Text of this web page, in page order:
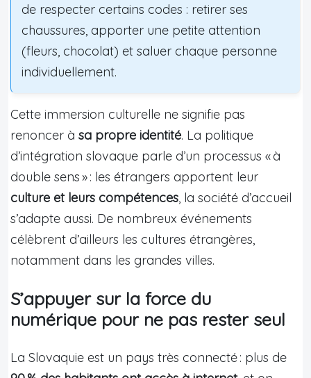
de respecter certains codes : retirer ses
chaussures, apporter une petite attention
(fleurs, chocolat) et saluer chaque personne
individuellement.
Cette immersion culturelle ne signifie pas
renoncer à sa propre identité. La politique
d’intégration slovaque parle d’un processus « à
double sens » : les étrangers apportent leur
culture et leurs compétences, la société d’accueil
s’adapte aussi. De nombreux événements
célèbrent d’ailleurs les cultures étrangères,
notamment dans les grandes villes.
S’appuyer sur la force du
numérique pour ne pas rester seul
La Slovaquie est un pays très connecté : plus de